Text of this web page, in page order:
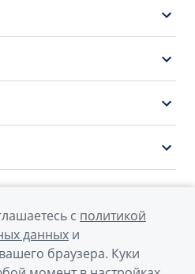
с политикой
данных и
браузера. Куки